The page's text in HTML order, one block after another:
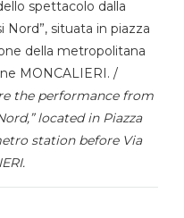
spettacolo dalla
Nord”, situata in piazza
della metropolitana
MONCALIERI. /
the performance from
located in Piazza
station before Via